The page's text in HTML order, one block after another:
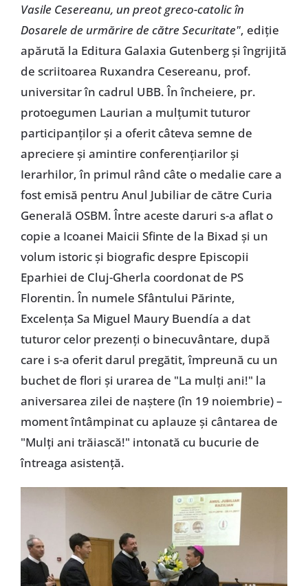
Vasile Cesereanu, un preot greco-catolic în
Dosarele de urmărire de către Securitate", ediție
apărută la Editura Galaxia Gutenberg și îngrijită
de scriitoarea Ruxandra Cesereanu, prof.
universitar în cadrul UBB. În încheiere, pr.
protoegumen Laurian a mulțumit tuturor
participanților și a oferit câteva semne de
apreciere și amintire conferențiarilor și
Ierarhilor, în primul rând câte o medalie care a
fost emisă pentru Anul Jubiliar de către Curia
Generală OSBM. Între aceste daruri s-a aflat o
copie a Icoanei Maicii Sfinte de la Bixad și un
volum istoric și biografic despre Episcopii
Eparhiei de Cluj-Gherla coordonat de PS
Florentin. În numele Sfântului Părinte,
Excelența Sa Miguel Maury Buendía a dat
tuturor celor prezenți o binecuvântare, după
care i s-a oferit darul pregătit, împreună cu un
buchet de flori și urarea de "La mulți ani!" la
aniversarea zilei de naștere (în 19 noiembrie) –
moment întâmpinat cu aplauze și cântarea de
"Mulți ani trăiască!" intonată cu bucurie de
întreaga asistență.